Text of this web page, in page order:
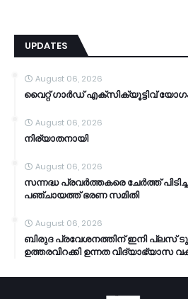
UPDATES
August 06, 2026
വൈറ്റ് ഗാർഡ് എക്സിക്യൂട്ടിവ്
August 06, 2026
നിര്യാതനായി
August 06, 2026
സന്നദ്ധ പ്രവർത്തകരെ ചേർത്ത്
പഞ്ചായത്ത്‌ ഭരണ സമിതി
August 06, 2026
ബിരുദ പ്രവേശനത്തിന് ഇനി പ്ലസ്
ഉത്തരവിറക്കി ഉന്നത വിദ്യാഭ്യാസ